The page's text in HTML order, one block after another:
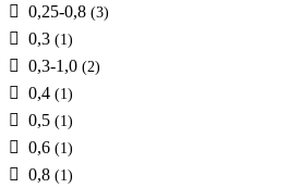
1,0(1)
1,0-3,2
1,5(3)
1,5-2,5
2,5 (1)
2,5-6,0
8-16(1)
0,25-0,8 (3)
0,3 (1)
0,3-1,0 (2)
0,4 (1)
0,5 (1)
0,6 (1)
0,8 (1)